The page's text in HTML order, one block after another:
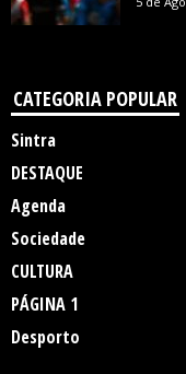
CATEGORIA POPULAR
Sintra
DESTAQUE
Agenda
Sociedade
CULTURA
PÁGINA 1
Desporto